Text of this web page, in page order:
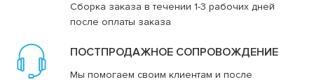
Сборка заказа в течении 1-3 рабочих дней
после оплаты заказа
ПОСТПРОДАЖНОЕ СОПРОВОЖДЕНИЕ
Мы помогаем своим клиентам и после